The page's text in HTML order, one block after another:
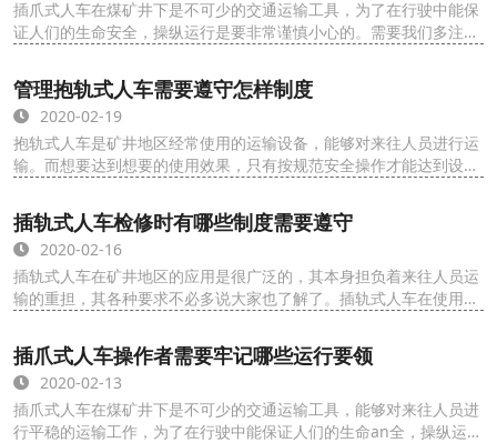
插爪式人车在煤矿井下是不可少的交通运输工具，为了在行驶中能保
证人们的生命安全，操纵运行是要非常谨慎小心的。需要我们多注意
管理抱轨式人车需要遵守怎样制度
2020-02-19
抱轨式人车是矿井地区经常使用的运输设备，能够对来往人员进行运
输。而想要达到想要的使用效果，只有按规范安全操作才能达到设计
插轨式人车检修时有哪些制度需要遵守
2020-02-16
插轨式人车在矿井地区的应用是很广泛的，其本身担负着来往人员运
输的重担，其各种要求不必多说大家也了解了。插轨式人车在使用过
插爪式人车操作者需要牢记哪些运行要领
2020-02-13
插爪式人车在煤矿井下是不可少的交通运输工具，能够对来往人员进
行平稳的运输工作，为了在行驶中能保证人们的生命an全，操纵运行